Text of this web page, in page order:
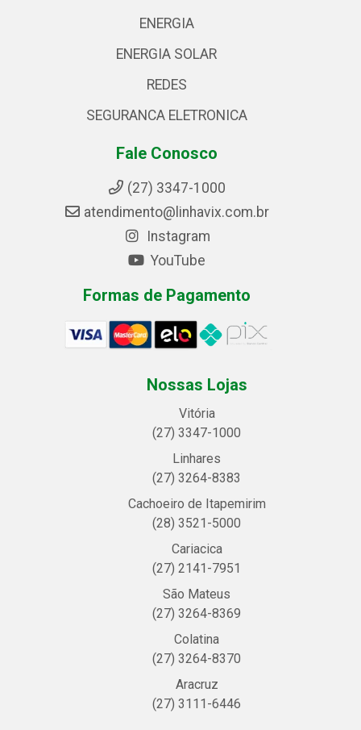
ENERGIA
ENERGIA SOLAR
REDES
SEGURANCA ELETRONICA
Fale Conosco
(27) 3347-1000
atendimento@linhavix.com.br
Instagram
YouTube
Formas de Pagamento
Nossas Lojas
Vitória
(27) 3347-1000
Linhares
(27) 3264-8383
Cachoeiro de Itapemirim
(28) 3521-5000
Cariacica
(27) 2141-7951
São Mateus
(27) 3264-8369
Colatina
(27) 3264-8370
Aracruz
(27) 3111-6446